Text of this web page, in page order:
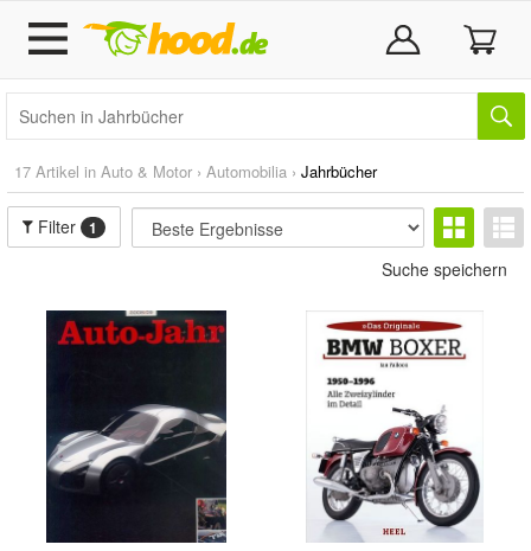
17 Artikel in Auto & Motor › Automobilia › Jahrbücher
Filter 1
Suche speichern